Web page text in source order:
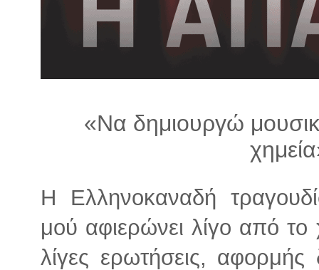
«Να δημιουργώ
Η Ελληνοκαναδή
μού αφιερώνει λίγο από
λίγες ερωτήσεις,